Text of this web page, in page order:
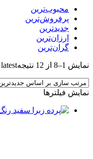
محبوب‌ترین
پرفروش‌ترین
جدیدترین
ارزان‌ترین
گران‌ترین
نمایش 1–8 از 12 نتیجه
نمایش فیلترها